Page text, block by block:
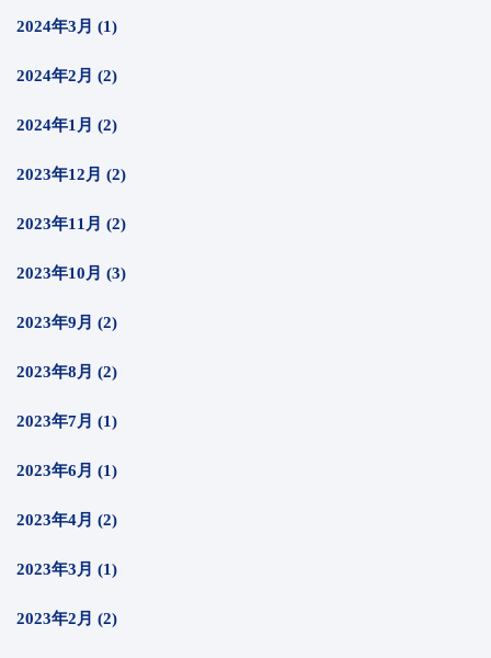
2024年3月 (1)
2024年2月 (2)
2024年1月 (2)
2023年12月 (2)
2023年11月 (2)
2023年10月 (3)
2023年9月 (2)
2023年8月 (2)
2023年7月 (1)
2023年6月 (1)
2023年4月 (2)
2023年3月 (1)
2023年2月 (2)